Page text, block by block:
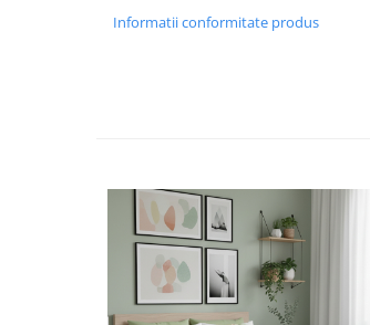
Informatii conformitate produs